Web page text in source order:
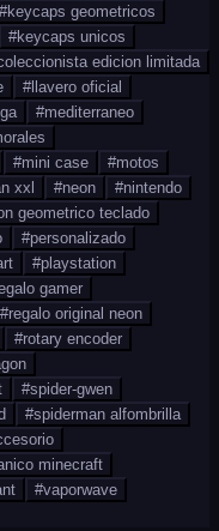
#keycaps geometricos
#keycaps unicos
edicion limitada
# llavero oficial
#mediterraneo
#mini case #motos
xxl #neon #nintendo
geometrico teclado
#personalizado
#playstation
gamer
#regalo original neon
#rotary encoder
#spider-gwen
#spiderman alfombrilla
minecraft
#vaporwave